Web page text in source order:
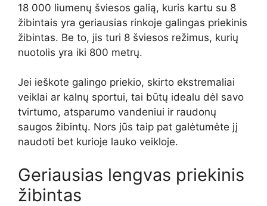
18 000 liumenų šviesos galią, kuris kartu su 8
žibintais yra geriausias rinkoje galingas priekinis
žibintas. Be to, jis turi 8 šviesos režimus, kurių
nuotolis yra iki 800 metrų.
Jei ieškote galingo priekio, skirto ekstremaliai
veiklai ar kalnų sportui, tai būtų idealu dėl savo
tvirtumo, atsparumo vandeniui ir raudonų
saugos žibintų. Nors jūs taip pat galėtumėte jį
naudoti bet kurioje lauko veikloje.
Geriausias lengvas priekinis
žibintas